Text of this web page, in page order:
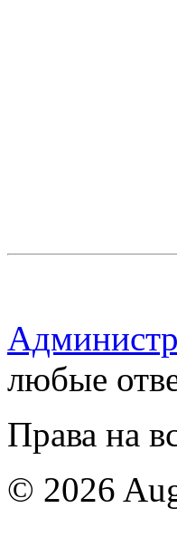
любые
Права на
© 2026